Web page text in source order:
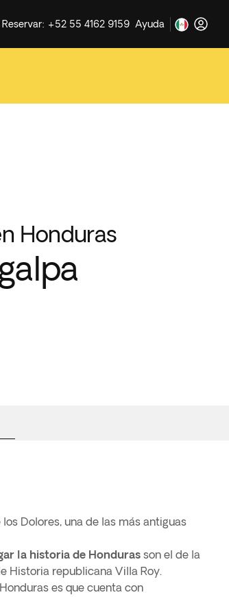
Reservar: +52 55 4162 9159 Ayuda
Honduras
Dolores, una de las más antiguas
la historia de Honduras son el de la
Historia republicana Villa Roy.
es que cuenta con